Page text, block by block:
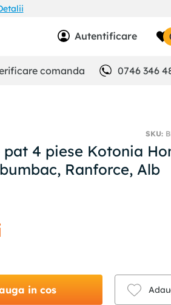
Autentificare
comanda 0746 346
SKU:
pat 4 piese Kotonia
Ranforce, Alb
in cos